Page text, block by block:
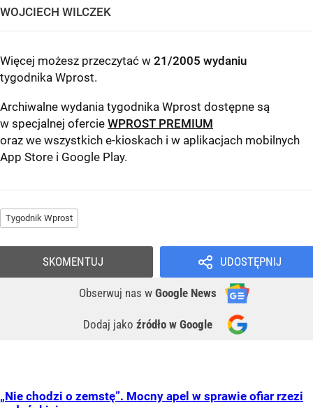
WOJCIECH WILCZEK
Więcej możesz przeczytać w 21/2005 wydaniu
tygodnika Wprost.
Archiwalne wydania tygodnika Wprost dostępne są
w specjalnej ofercie WPROST PREMIUM
oraz we wszystkich e-kioskach i w aplikacjach mobilnych
App Store i Google Play.
Tygodnik Wprost
UDOSTĘPNIJ
Obserwuj nas w Google News
Dodaj jako źródło w Google
SKOMENTUJ
„Nie chodzi o zemstę”. Mocny apel w sprawie ofiar rzezi